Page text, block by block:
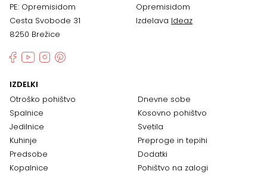
PE: Opremisidom
Cesta Svobode 31
8250 Brežice
Opremisidom
Izdelava Ideaz
IZDELKI
Otroško pohištvo
Spalnice
Jedilnice
Kuhinje
Predsobe
Kopalnice
Dnevne sobe
Kosovno pohištvo
Svetila
Preproge in tepihi
Dodatki
Pohištvo na zalogi